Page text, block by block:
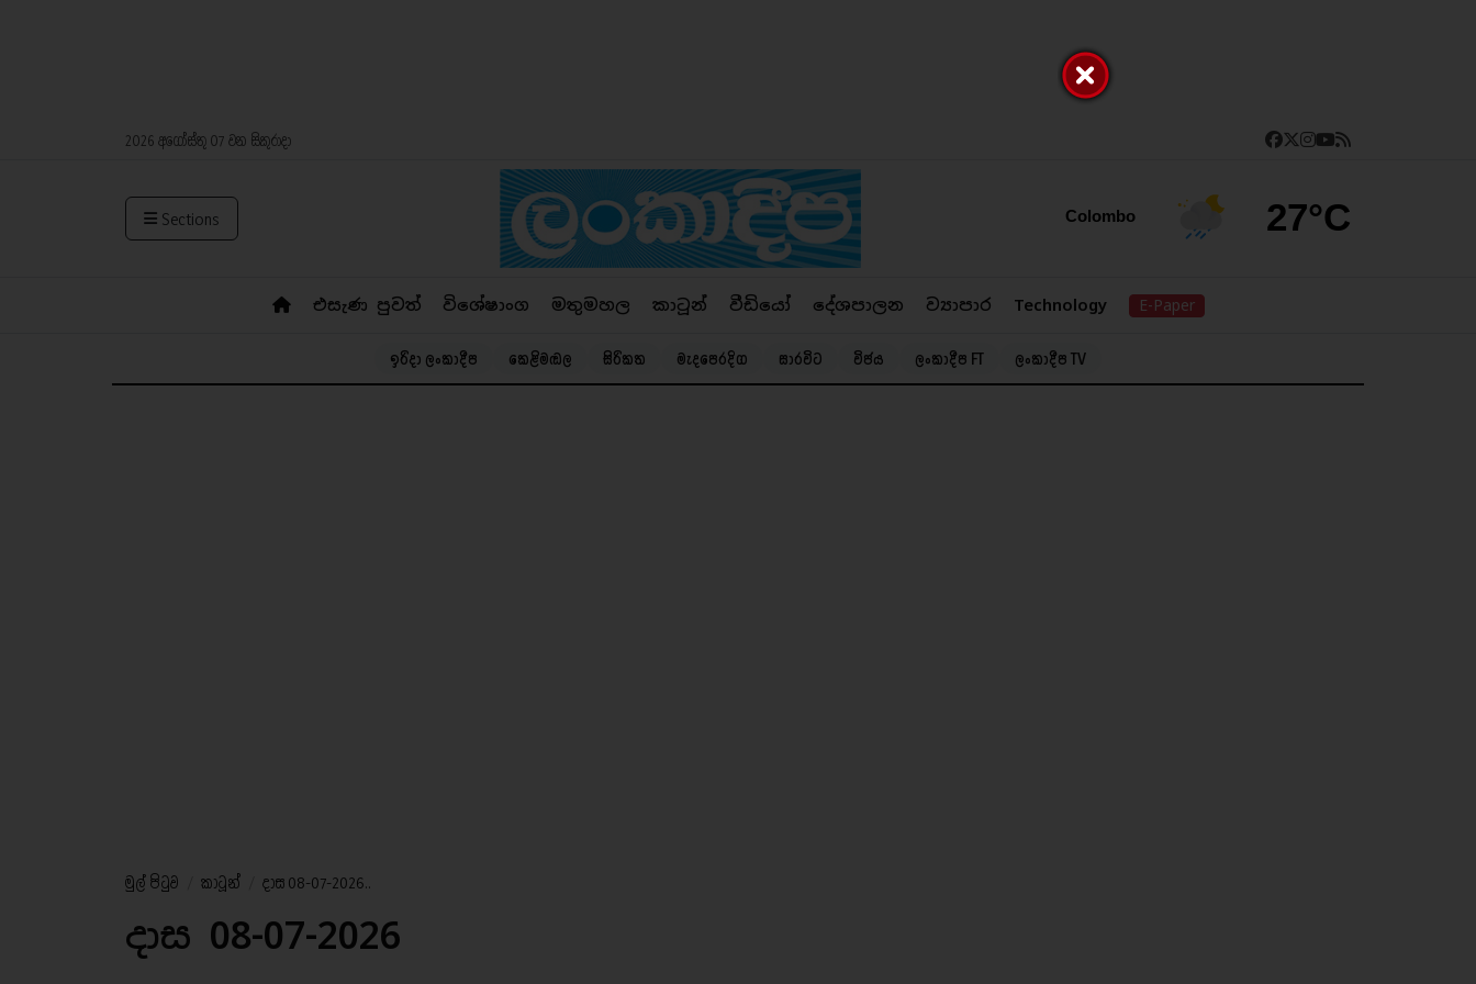
2026 අගෝස්තු 07 වන සිකුරාදා
Sections Colombo 27°C
එසැණ පුවත් විශේෂාංග මතුමහල කාටූන් වීඩියෝ දේශපාලන ව්‍යාපාර Technology E-Paper
ඉරිදා ලංකාදීප කෙළිමඬල සිරිකත මැදපෙරදිග සාරවිට විජය ලංකාදීප FT ලංකාදීප TV
මුල් පිටුව කාටූන් දාස 08-07-2026..
දාස 08-07-2026